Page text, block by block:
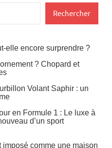
Rechercher
elle encore surprendre ?
? Chopard et
Volant Saphir : un
en Formule 1 : Le luxe à
d’un sport
imposé comme une maison